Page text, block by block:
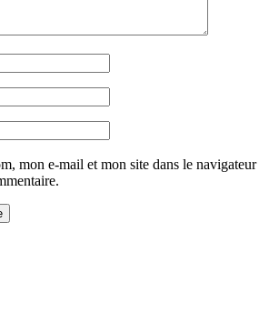
mon e-mail et mon site dans le navigateur